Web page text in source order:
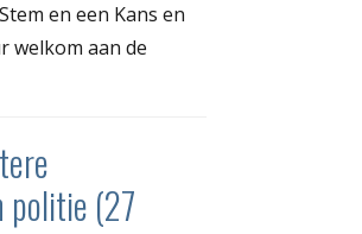
en een Kans en
welkom aan de
politie (27